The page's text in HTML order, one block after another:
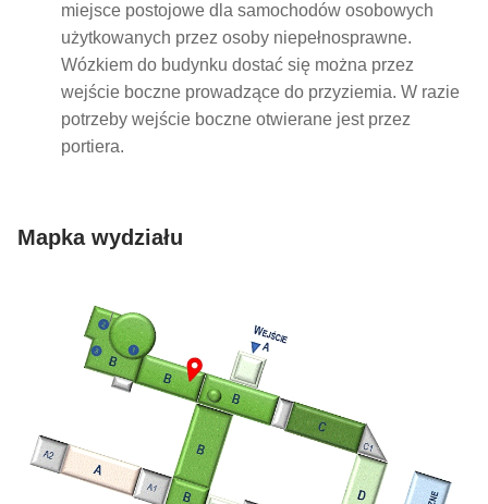
miejsce postojowe dla samochodów osobowych
użytkowanych przez osoby niepełnosprawne.
Wózkiem do budynku dostać się można przez
wejście boczne prowadzące do przyziemia. W razie
potrzeby wejście boczne otwierane jest przez
portiera.
Mapka wydziału